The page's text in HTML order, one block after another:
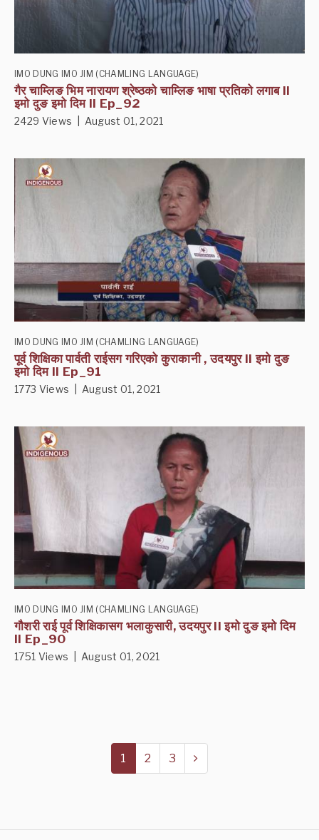
IMO DUNG IMO JIM (CHAMLING LANGUAGE)
गैर चाम्लिङ भिम नारायण श्रेष्ठको चाम्लिङ भाषा प्रतिको लगाब II
इमो दुङ इमो दिम II Ep_92
2429 Views | August 01, 2021
IMO DUNG IMO JIM (CHAMLING LANGUAGE)
पूर्व शिक्षिका पार्वती राईसग गरिएको कुराकानी , उदयपुर II इमो दुङ
इमो दिम II Ep_91
1773 Views | August 01, 2021
IMO DUNG IMO JIM (CHAMLING LANGUAGE)
गौशरी राई पूर्व शिक्षिकासग भलाकुसारी, उदयपुर II इमो दुङ इमो दिम
II Ep_90
1751 Views | August 01, 2021
1 2 3